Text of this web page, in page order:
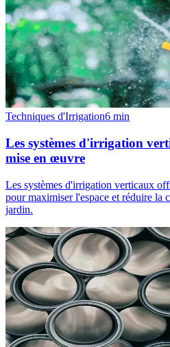
Techniques d'Irrigation6 min
Les systèmes d'irrigation
mise en œuvre
Les systèmes d'irrigation verticaux
pour maximiser l'espace et réduire la
jardin.